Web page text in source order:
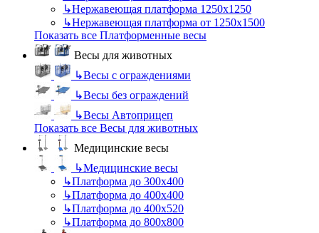
↳Нержавеющая платформа 1250х1250
↳Нержавеющая платформа от 1250х1500
Показать все Платформенные весы
Весы для животных
↳Весы с ограждениями
↳Весы без ограждений
↳Весы Автоприцеп
Показать все Весы для животных
Медицинские весы
↳Медицинские весы
↳Платформа до 300х400
↳Платформа до 400х400
↳Платформа до 400х520
↳Платформа до 800х800